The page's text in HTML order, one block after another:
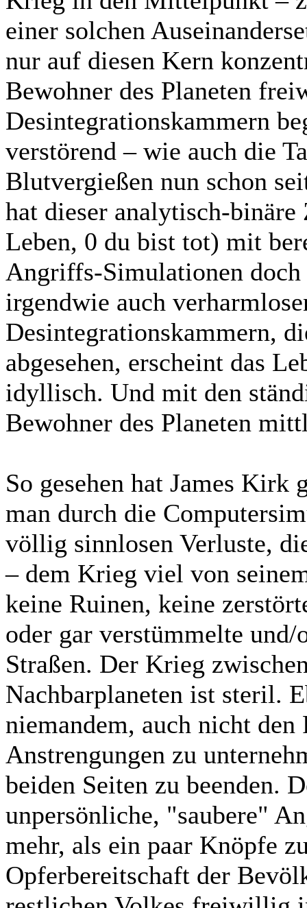
einer solchen
nur auf diesen Kern
Bewohner des Planeten
Desintegrationskammern
verstörend – wie auch die
Blutvergießen nun schon
hat dieser analytisch-
Leben, 0 du bist tot) mit
Angriffs-Simulationen
irgendwie auch
Desintegrationskammern,
abgesehen, erscheint das
idyllisch. Und mit den
Bewohner des Planeten
So gesehen hat James Kirk
man durch die
völlig sinnlosen Verluste,
– dem Krieg viel von
keine Ruinen, keine
oder gar verstümmelte
Straßen. Der Krieg
Nachbarplaneten ist steril.
niemandem, auch nicht den
Anstrengungen zu
beiden Seiten zu beenden.
unpersönliche, "saubere"
mehr, als ein paar Knöpfe
Opferbereitschaft der